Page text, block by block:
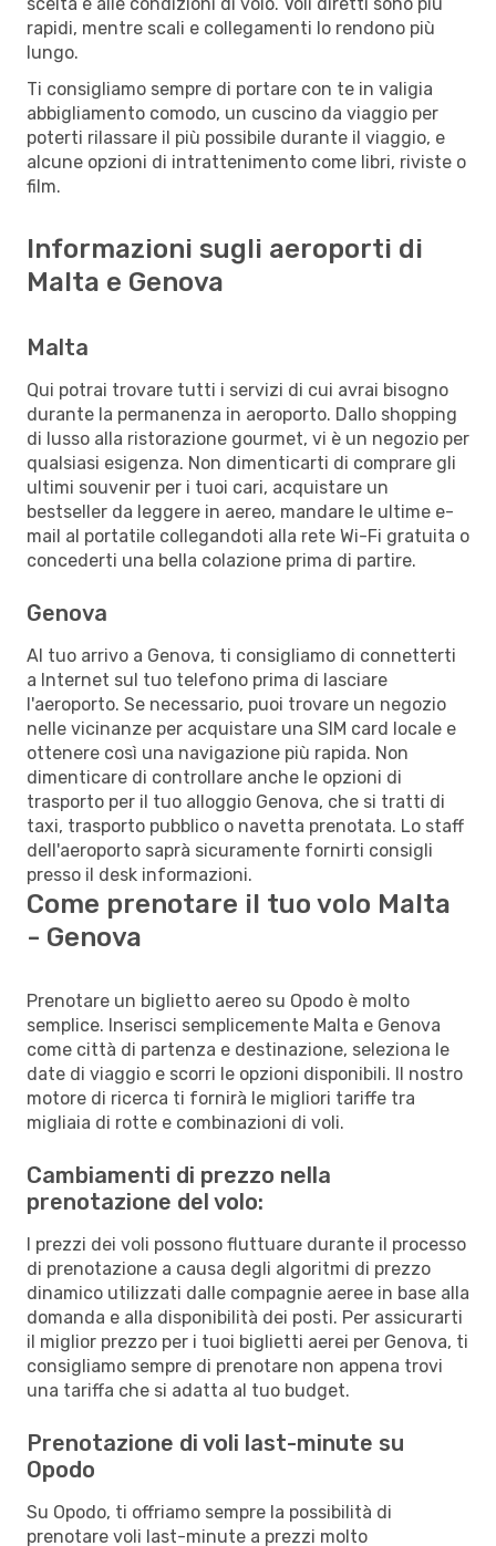
rapidi, mentre scali e collegamenti lo rendono più
lungo.
Ti consigliamo sempre di portare con te in valigia
abbigliamento comodo, un cuscino da viaggio per
poterti rilassare il più possibile durante il viaggio, e
alcune opzioni di intrattenimento come libri, riviste o
film.
Informazioni sugli aeroporti di
Malta e Genova
Malta
Qui potrai trovare tutti i servizi di cui avrai bisogno
durante la permanenza in aeroporto. Dallo shopping
di lusso alla ristorazione gourmet, vi è un negozio per
qualsiasi esigenza. Non dimenticarti di comprare gli
ultimi souvenir per i tuoi cari, acquistare un
bestseller da leggere in aereo, mandare le ultime e-
mail al portatile collegandoti alla rete Wi-Fi gratuita o
concederti una bella colazione prima di partire.
Genova
Al tuo arrivo a Genova, ti consigliamo di connetterti
a Internet sul tuo telefono prima di lasciare
l'aeroporto. Se necessario, puoi trovare un negozio
nelle vicinanze per acquistare una SIM card locale e
ottenere così una navigazione più rapida. Non
dimenticare di controllare anche le opzioni di
trasporto per il tuo alloggio Genova, che si tratti di
taxi, trasporto pubblico o navetta prenotata. Lo staff
dell'aeroporto saprà sicuramente fornirti consigli
presso il desk informazioni.
Come prenotare il tuo volo Malta
- Genova
Prenotare un biglietto aereo su Opodo è molto
semplice. Inserisci semplicemente Malta e Genova
come città di partenza e destinazione, seleziona le
date di viaggio e scorri le opzioni disponibili. Il nostro
motore di ricerca ti fornirà le migliori tariffe tra
migliaia di rotte e combinazioni di voli.
Cambiamenti di prezzo nella
prenotazione del volo:
I prezzi dei voli possono fluttuare durante il processo
di prenotazione a causa degli algoritmi di prezzo
dinamico utilizzati dalle compagnie aeree in base alla
domanda e alla disponibilità dei posti. Per assicurarti
il miglior prezzo per i tuoi biglietti aerei per Genova, ti
consigliamo sempre di prenotare non appena trovi
una tariffa che si adatta al tuo budget.
Prenotazione di voli last-minute su
Opodo
Su Opodo, ti offriamo sempre la possibilità di
prenotare voli last-minute a prezzi molto